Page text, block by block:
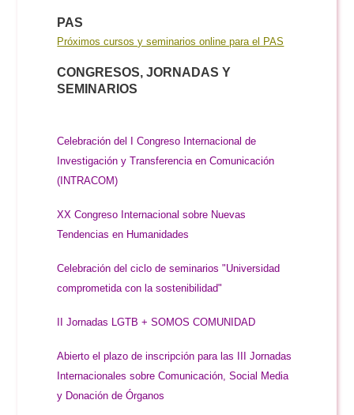
PAS
Próximos cursos y seminarios online para el PAS
CONGRESOS, JORNADAS Y
SEMINARIOS
Celebración del I Congreso Internacional de
Investigación y Transferencia en Comunicación
(INTRACOM)
XX Congreso Internacional sobre Nuevas
Tendencias en Humanidades
Celebración del ciclo de seminarios "Universidad
comprometida con la sostenibilidad"
II Jornadas LGTB + SOMOS COMUNIDAD
Abierto el plazo de inscripción para las III Jornadas
Internacionales sobre Comunicación, Social Media
y Donación de Órganos